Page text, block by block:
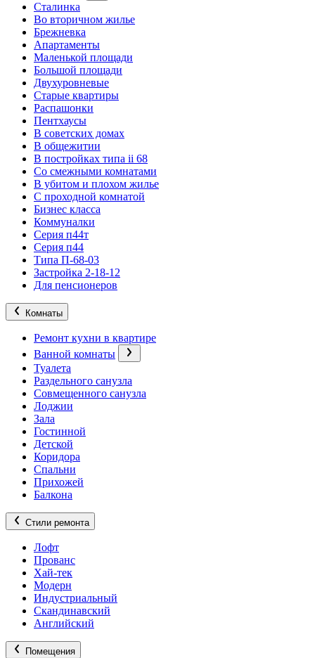
Сталинка
Во вторичном жилье
Брежневка
Апартаменты
Маленькой площади
Большой площади
Двухуровневые
Старые квартиры
Распашонки
Пентхаусы
В советских домах
В общежитии
В постройках типа ii 68
Со смежными комнатами
В убитом и плохом жилье
С проходной комнатой
Бизнес класса
Коммуналки
Серия п44т
Серия п44
Типа П-68-03
Застройка 2-18-12
Для пенсионеров
Комнаты
Ремонт кухни в квартире
Ванной комнаты
Туалета
Раздельного санузла
Совмещенного санузла
Лоджии
Зала
Гостинной
Детской
Коридора
Спальни
Прихожей
Балкона
Стили ремонта
Лофт
Прованс
Хай-тек
Модерн
Индустриальный
Скандинавский
Английский
Помещения